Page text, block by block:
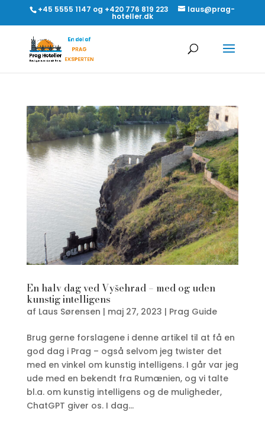
+45 5555 1147 og +420 776 819 223 laus@prag-
hoteller.dk
En halv dag ved Vyšehrad – med og uden
kunstig intelligens
af Laus Sørensen | maj 27, 2023 | Prag Guide
Brug gerne forslagene i denne artikel til at få en
god dag i Prag – også selvom jeg twister det
med en vinkel om kunstig intelligens. I går var jeg
ude med en bekendt fra Rumænien, og vi talte
bl.a. om kunstig intelligens og de muligheder,
ChatGPT giver os. I dag...